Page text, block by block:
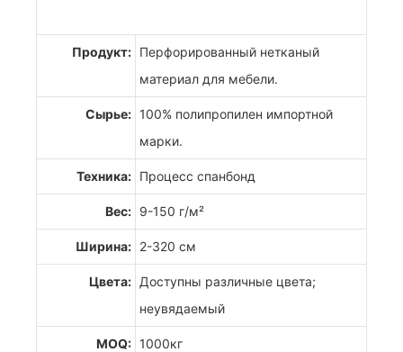
Продукт: Перфорированный нетканый
материал для мебели.
Сырье: 100% полипропилен импортной
марки.
Техника: Процесс спанбонд
Вес: 9-150 г/м²
Ширина: 2-320 см
Цвета: Доступны различные цвета;
неувядаемый
MOQ: 1000кг